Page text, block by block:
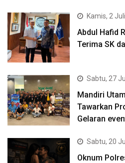
Kamis, 2
Abdul Hafid
Terima SK
Sabtu, 27
Mandiri
Tawarkan
Gelaran
Sabtu, 20
Oknum